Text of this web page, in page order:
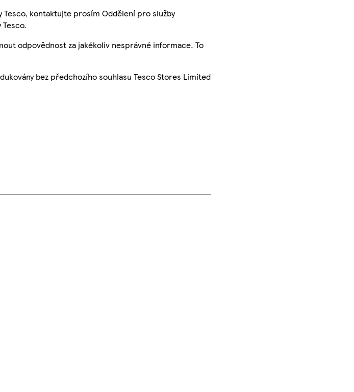
Tesco, kontaktujte prosím Oddělení pro služby
odpovědnost za jakékoliv nesprávné informace. To
bez předchozího souhlasu Tesco Stores Limited